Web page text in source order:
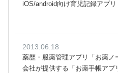
iOS/android向け育児記録アプ
2013.06.18
薬歴・服薬管理アプリ「お薬
会社が提供する「お薬手帳アプ